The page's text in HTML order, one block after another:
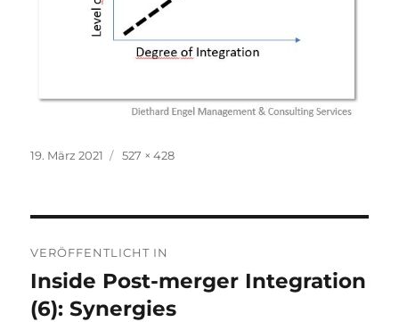
Veröffentlicht
19. März 2021 Originalgröße
527 × 428
VERÖFFENTLICHT IN
Inside Post-merger Integration
(6): Synergies